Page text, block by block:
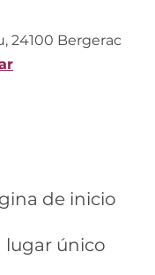
de inicio
lugar único
24100 Bergerac